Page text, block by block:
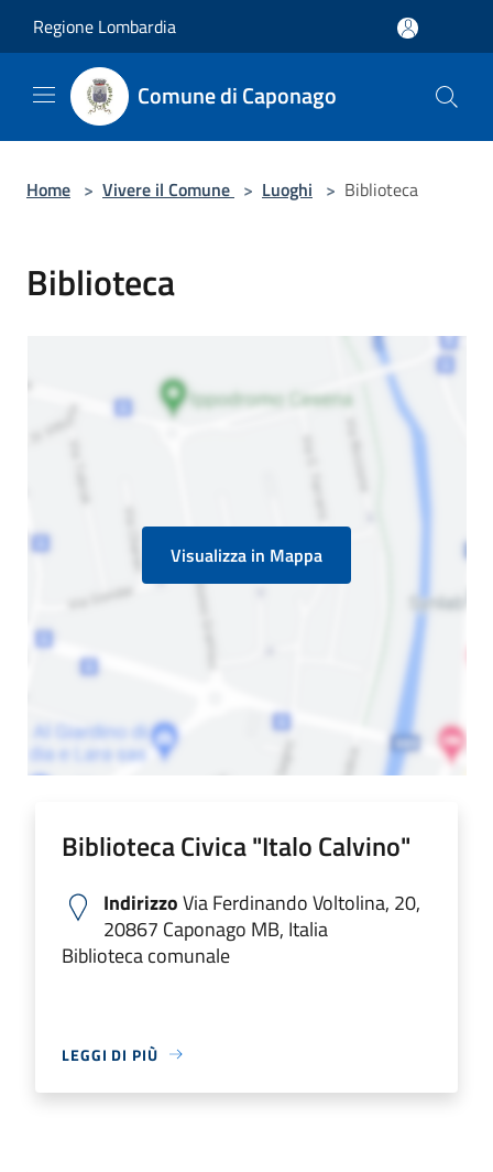
Regione Lombardia
Comune di Caponago
Home > Vivere il Comune > Luoghi > Biblioteca
Biblioteca
Visualizza in Mappa
Biblioteca Civica "Italo Calvino"
IndirizzoVia Ferdinando Voltolina, 20,
20867 Caponago MB, Italia
Biblioteca comunale
LEGGI DI PIÙ